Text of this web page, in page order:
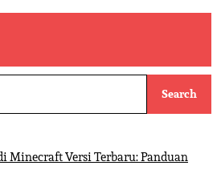
Search
Minecraft Versi Terbaru: Panduan